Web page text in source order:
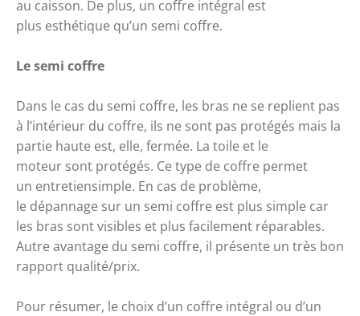
au caisson. De plus, un coffre intégral est
plus esthétique qu’un semi coffre.
Le semi coffre
Dans le cas du semi coffre, les bras ne se replient pas
à l’intérieur du coffre, ils ne sont pas protégés mais la
partie haute est, elle, fermée. La toile et le
moteur sont protégés. Ce type de coffre permet
un entretiensimple. En cas de problème,
le dépannage sur un semi coffre est plus simple car
les bras sont visibles et plus facilement réparables.
Autre avantage du semi coffre, il présente un très bon
rapport qualité/prix.
Pour résumer, le choix d’un coffre intégral ou d’un